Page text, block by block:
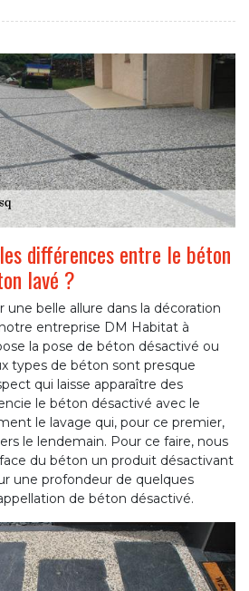
différences entre le béton
lavé ?
une belle allure dans la décoration
entreprise DM Habitat à
la pose de béton désactivé ou
types de béton sont presque
qui laisse apparaître des
le béton désactivé avec le
le lavage qui, pour ce premier,
le lendemain. Pour ce faire, nous
du béton un produit désactivant
une profondeur de quelques
de béton désactivé.